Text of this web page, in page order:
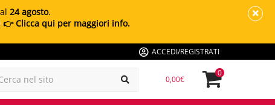
24 agosto.
👉 Clicca qui per maggiori info.
ACCEDI/REGISTRATI
0,00€
0